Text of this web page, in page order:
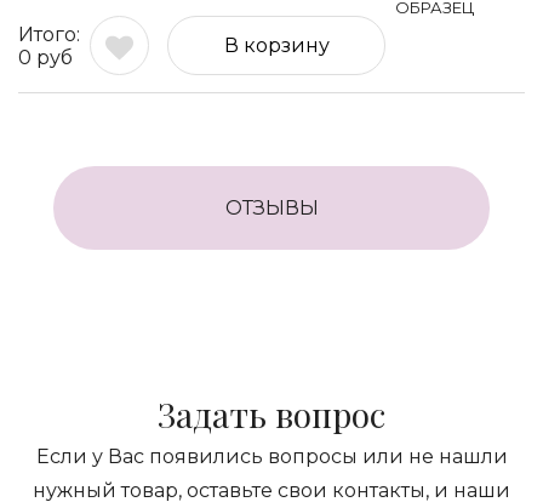
0 руб
В корзину
ОТЗЫВЫ
Задать вопрос
Если у Вас появились вопросы или не нашли
нужный товар, оставьте свои контакты, и наши